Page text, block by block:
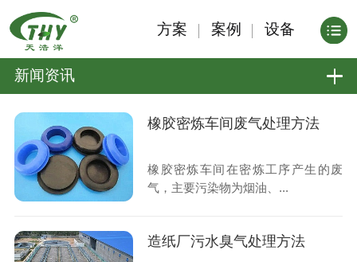
方案 案例 设备
新闻资讯
橡胶密炼车间废气处理方法
橡胶密炼车间在密炼工序产生的废
气，主要污染物为烟油、...
造纸厂污水臭气处理方法